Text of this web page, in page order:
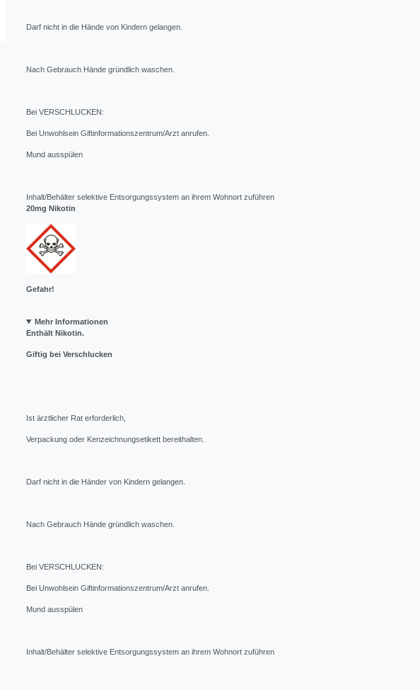
Darf nicht in die Hände von Kindern gelangen.
Nach Gebrauch Hände gründlich waschen.
Bei VERSCHLUCKEN:
Bei Unwohlsein Giftinformationszentrum/Arzt anrufen.
Mund ausspülen
Inhalt/Behälter selektive Entsorgungssystem an ihrem Wohnort zuführen
20mg Nikotin
Gefahr!
Mehr Informationen
Enthält Nikotin.
Giftig bei Verschlucken
Ist ärztlicher Rat erforderlich,
Verpackung oder Kenzeichnungsetikett bereithalten.
Darf nicht in die Händer von Kindern gelangen.
Nach Gebrauch Hände gründlich waschen.
Bei VERSCHLUCKEN:
Bei Unwohlsein Giftinformationszentrum/Arzt anrufen.
Mund ausspülen
Inhalt/Behälter selektive Entsorgungssystem an ihrem Wohnort zuführen